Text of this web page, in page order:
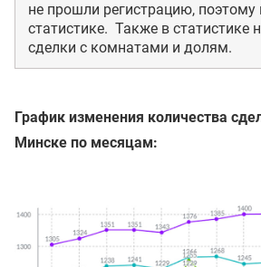
не прошли регистрацию, поэтому
статистике. Также в статистике
сделки с комнатами и долям.
График изменения количества
Минске по месяцам: